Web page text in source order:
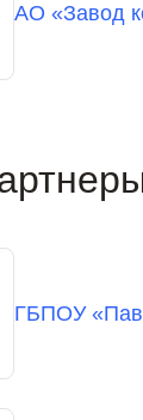
АО «Завод
ГБПОУ